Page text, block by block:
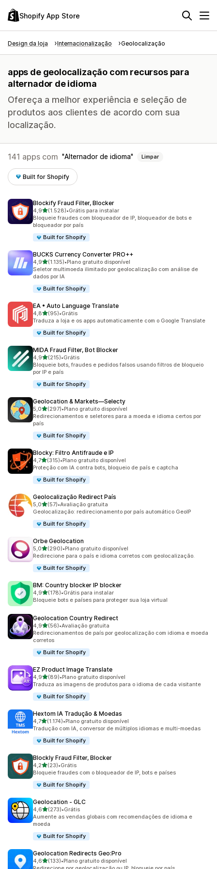
Shopify App Store
Design da loja Internacionalização Geolocalização
apps de geolocalização com recursos para
alternador de idioma
Ofereça a melhor experiência e seleção de
produtos aos clientes de acordo com sua
localização.
141 apps com Alternador de idioma Limpar
Built for Shopify
Blockify Fraud Filter, Blocker
4,9de 5 estrelas
(1.528)
1528 avaliações ao todo
•Grátis para instalar
Bloqueie fraudes com bloqueador de IP, bloqueador de bots e
bloqueador por país
Built for Shopify
BUCKS Currency Converter PRO++
4,9de 5 estrelas
(1.135)
1135 avaliações ao todo
•Plano gratuito disponível
Seletor multimoeda ilimitado por geolocalização com análise de
dados por IA
Built for Shopify
EA • Auto Language Translate
4,8de 5 estrelas
(95)
95 avaliações ao todo
•Grátis
Traduza a loja e os apps automaticamente com o Google Translate
Built for Shopify
MIDA Fraud Filter, Bot Blocker
4,9de 5 estrelas
(215)
215 avaliações ao todo
•Grátis
Bloqueie bots, fraudes e pedidos falsos usando filtros de bloqueio
por IP e país
Built for Shopify
Geolocation & Markets—Selecty
5,0de 5 estrelas
(297)
297 avaliações ao todo
•Plano gratuito disponível
Redirecionamentos e seletores para a moeda e idioma certos por
país
Built for Shopify
Blocky: Filtro Antifraude e IP
4,7de 5 estrelas
(315)
315 avaliações ao todo
•Plano gratuito disponível
Proteção com IA contra bots, bloqueio de país e captcha
Built for Shopify
Geolocalização Redirect País
5,0de 5 estrelas
(57)
57 avaliações ao todo
•Avaliação gratuita
Geolocalização: redirecionamento por país automático GeoIP
Built for Shopify
Orbe Geolocation
5,0de 5 estrelas
(290)
290 avaliações ao todo
•Plano gratuito disponível
Redirecione para o país e idioma corretos com geolocalização.
Built for Shopify
BM: Country blocker IP blocker
4,9de 5 estrelas
(178)
178 avaliações ao todo
•Grátis para instalar
Bloqueie bots e países para proteger sua loja virtual
Geolocation Country Redirect
4,9de 5 estrelas
(56)
56 avaliações ao todo
•Avaliação gratuita
Redirecionamentos de país por geolocalização com idioma e moeda
corretos
Built for Shopify
EZ Product Image Translate
4,9de 5 estrelas
(89)
89 avaliações ao todo
•Plano gratuito disponível
Traduza as imagens de produtos para o idioma de cada visitante
Built for Shopify
Hextom IA Tradução & Moedas
4,7de 5 estrelas
(1.174)
1174 avaliações ao todo
•Plano gratuito disponível
Tradução com IA, conversor de múltiplos idiomas e multi-moedas
Built for Shopify
Blockly Fraud Filter, Blocker
4,2de 5 estrelas
(23)
23 avaliações ao todo
•Grátis
Bloqueie fraudes com o bloqueador de IP, bots e países
Built for Shopify
Geolocation ‑ GLC
4,6de 5 estrelas
(273)
273 avaliações ao todo
•Grátis
Aumente as vendas globais com recomendações de idioma e
moeda
Built for Shopify
Geolocation Redirects Geo:Pro
4,6de 5 estrelas
(133)
133 avaliações ao todo
•Plano gratuito disponível